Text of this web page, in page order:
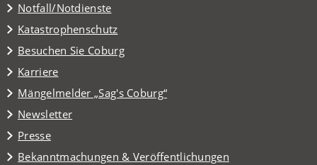
Notfall/Notdienste
Katastrophenschutz
Besuchen Sie Coburg
(Öffnet
in
einem
neuen
Tab)
Karriere
Mängelmelder „Sag's Coburg“
(Öffnet
in
einem
neuen
Tab)
Newsletter
Presse
Bekanntmachungen & Veröffentlichungen